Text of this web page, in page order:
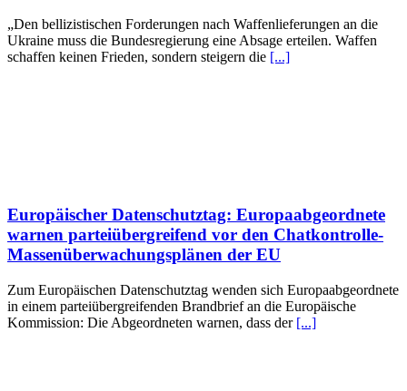
„Den bellizistischen Forderungen nach Waffenlieferungen an die
Ukraine muss die Bundesregierung eine Absage erteilen. Waffen
schaffen keinen Frieden, sondern steigern die [...]
Europäischer Datenschutztag: Europaabgeordnete
warnen parteiübergreifend vor den Chatkontrolle-
Massenüberwachungsplänen der EU
Zum Europäischen Datenschutztag wenden sich Europaabgeordnete
in einem parteiübergreifenden Brandbrief an die Europäische
Kommission: Die Abgeordneten warnen, dass der [...]